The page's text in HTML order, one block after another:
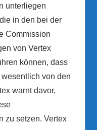
unterliegen
in den bei der
Commission
von Vertex
können, dass
von den
warnt davor,
zu setzen. Vertex